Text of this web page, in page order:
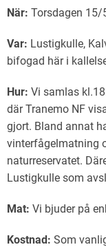
När: Torsdagen 15/
Var: Lustigkulle,
bifogad här i
Hur: Vi samlas
där Tranemo NF
gjort. Bland annat
vinterfågelmatning
naturreservatet.
Lustigkulle som
Mat: Vi bjuder på
Kostnad: Som